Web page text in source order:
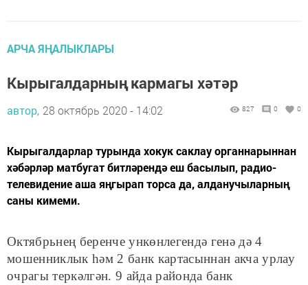
АРЧА ЯҢАЛЫКЛАРЫ
Кырыгалдарның кармагы хәтәр
автор, 28 октябрь 2020 - 14:02 827 0 0
Кырыгалдарлар турында хокук саклау органнарыннан
хәбәрләр матбугат битләрендә еш басылып, радио-
телевидение аша яңгырап торса да, алданучыларның
саны кимеми.
Октябрьнең беренче ункөнлегендә генә дә 4
мошенниклык һәм 2 банк картасыннан акча урлау
очрагы теркәлгән. 9 айда районда банк